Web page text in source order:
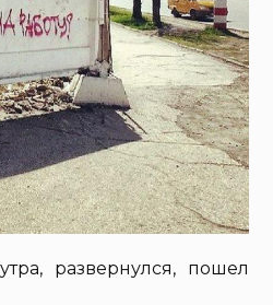
развернулся, пошел